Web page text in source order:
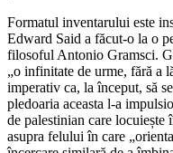
Formatul inventarului este
Edward Said a făcut-o la o
filosoful Antonio Gramsci.
„o infinitate de urme, fără a
imperativ ca, la început, să
pledoaria aceasta l-a
de palestinian care
asupra felului în care